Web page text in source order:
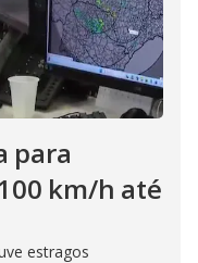
para
km/h até
estragos